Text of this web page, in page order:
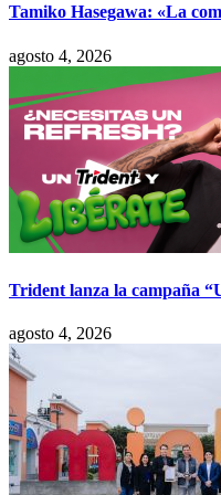
Tamiko Hasegawa: «La
agosto 4, 2026
Trident lanza la campaña
agosto 4, 2026